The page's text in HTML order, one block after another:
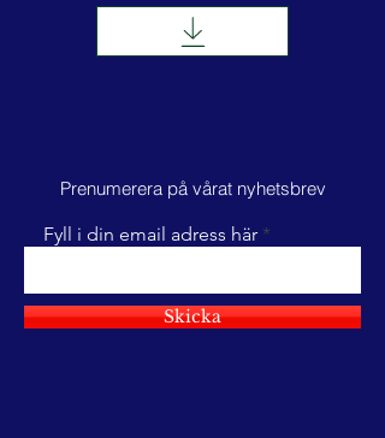
Prenumerera på vårat nyhetsbrev
Fyll i din email adress här
Skicka